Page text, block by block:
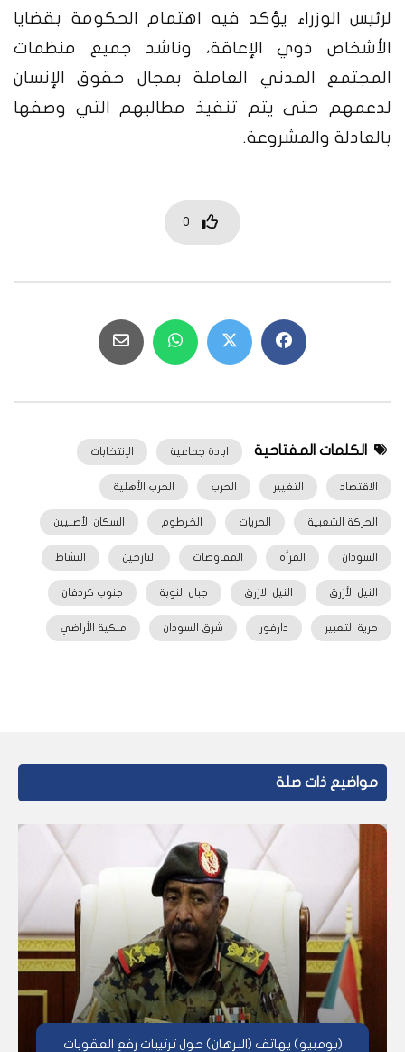
لرئيس الوزراء يؤكد فيه اهتمام الحكومة بقضايا
الأشخاص ذوي الإعاقة، وناشد جميع منظمات
المجتمع المدني العاملة بمجال حقوق الإنسان
لدعمهم حتى يتم تنفيذ مطالبهم التي وصفها
بالعادلة والمشروعة.
0
الكلمات المفتاحية ابادة جماعية الإنتخابات
الاقتصاد التغيير الحرب الحرب الأهلية
الحركة الشعبية الحريات الخرطوم السكان الأصليين
السودان المرأة المفاوضات النازحين النشاط
النيل الأزرق النيل الازرق جبال النوبة جنوب كردفان
حرية التعبير دارفور شرق السودان ملكية الأراضي
مواضيع ذات صلة
(بومبيو) يهاتف (البرهان) حول ترتيبات رفع العقوبات